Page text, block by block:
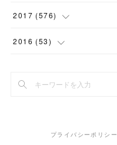
(2)
(3)
(9)
(19)
14)
(12)
(22
(17)
15)
(27)
(22
(32)
20)
(23)
(24
( 14)
33)
2017 (576)
(44
44)
37)
2016 (53)
20)
プライバシーポリシー